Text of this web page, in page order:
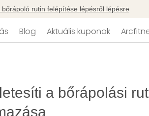
bőrápoló rutin felépítése lépésről lépésre
Blog Aktuális kuponok
a bőrápolási